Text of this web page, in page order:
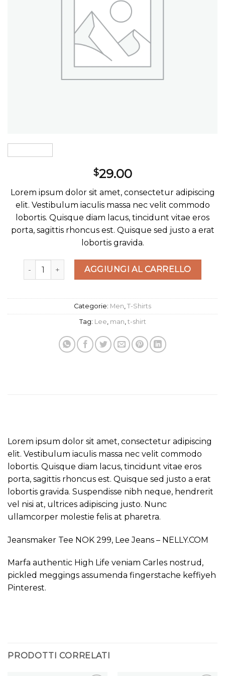
$29.00
Lorem ipsum dolor sit amet, consectetur adipiscing
elit. Vestibulum iaculis massa nec velit commodo
lobortis. Quisque diam lacus, tincidunt vitae eros
porta, sagittis rhoncus est. Quisque sed justo a erat
lobortis gravida.
Jeansmaker Tee Lee Jeans quantità
AGGIUNGI AL CARRELLO
Categorie: Men T-Shirts
Tag: Lee man t-shirt
Lorem ipsum dolor sit amet, consectetur adipiscing
elit. Vestibulum iaculis massa nec velit commodo
lobortis. Quisque diam lacus, tincidunt vitae eros
porta, sagittis rhoncus est. Quisque sed justo a erat
lobortis gravida. Suspendisse nibh neque, hendrerit
vel nisi at, ultrices adipiscing justo. Nunc
ullamcorper molestie felis at pharetra.
Jeansmaker Tee NOK 299, Lee Jeans – NELLY.COM
Marfa authentic High Life veniam Carles nostrud,
pickled meggings assumenda fingerstache keffiyeh
Pinterest.
PRODOTTI CORRELATI